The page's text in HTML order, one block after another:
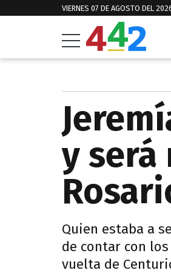
VIERNES 07 DE AGOSTO DEL
y será
Quien estaba a
de contar con
vuelta de